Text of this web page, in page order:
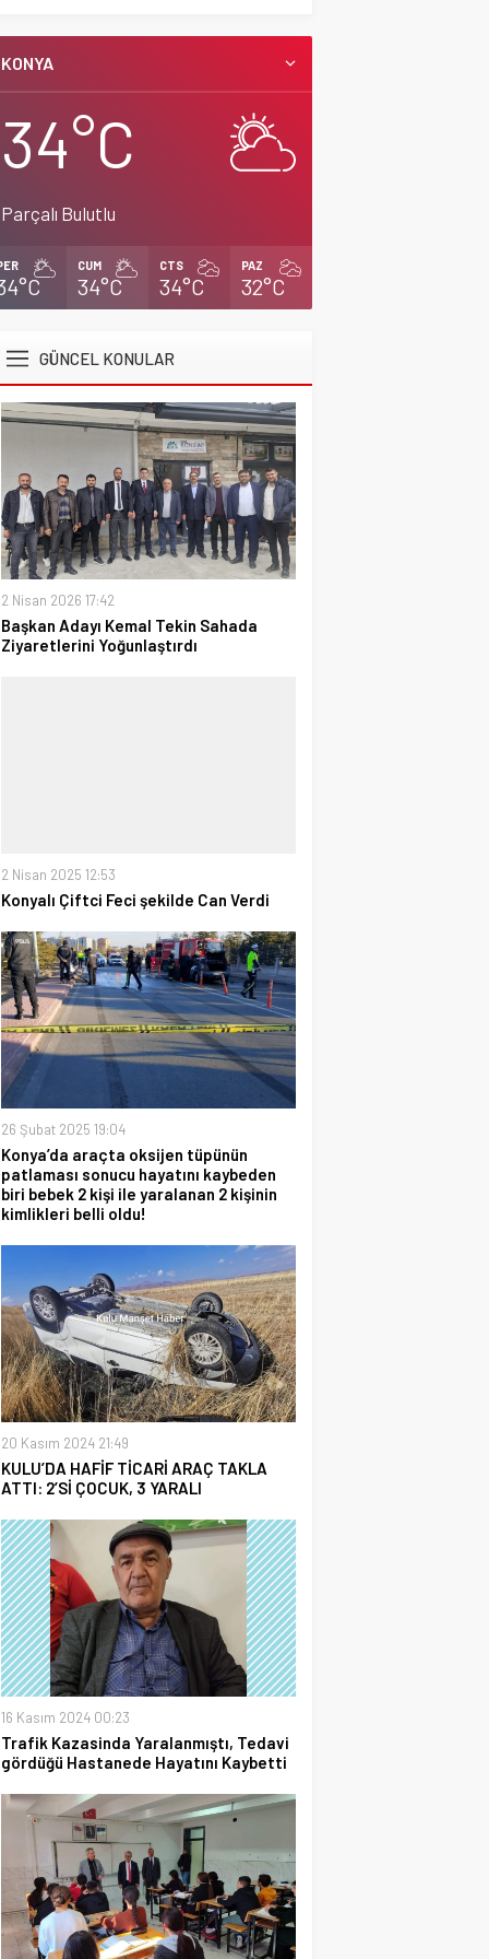
KONYA
34°C
Parçalı Bulutlu
CUM
34°C
CTS
34°C
PAZ
32°C
GÜNCEL KONULAR
2 Nisan 2026 17:42
Başkan Adayı Kemal Tekin Sahada
Ziyaretlerini Yoğunlaştırdı
2 Nisan 2025 12:53
Konyalı Çiftci Feci şekilde Can Verdi
26 Şubat 2025 19:04
Konya’da araçta oksijen tüpünün
patlaması sonucu hayatını kaybeden
biri bebek 2 kişi ile yaralanan 2 kişinin
kimlikleri belli oldu!
20 Kasım 2024 21:49
KULU’DA HAFİF TİCARİ ARAÇ TAKLA
ATTI: 2’Sİ ÇOCUK, 3 YARALI
16 Kasım 2024 00:23
Trafik Kazasinda Yaralanmıştı, Tedavi
gördüğü Hastanede Hayatını Kaybetti